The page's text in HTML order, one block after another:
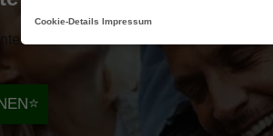
Die ambulante Zusatzversicherung
⭐
Cookie-Details Impressum